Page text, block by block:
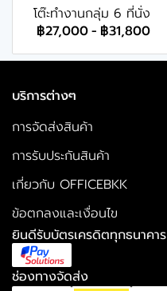
โต๊ะทำงานกลุ่ม 6 ที่นั่ง
฿27,000- ฿31,800
บริการต่างๆ
การจัดส่งสินค้า
การรับประกันสินค้า
เกี่ยวกับ OFFICEBKK
ข้อตกลงและเงื่อนไข
ยินดีรับบัตรเครดิตทุกธนาคาร
ช่องทางจัดส่ง